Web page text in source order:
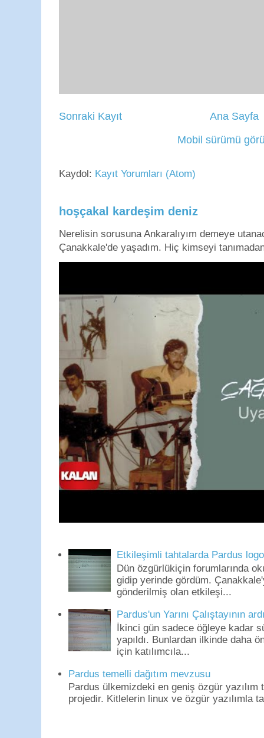
Sonraki Kayıt
Ana Sayfa
Mobil sürümü
Kaydol: Kayıt Yorumları (Atom)
hoşçakal kardeşim deniz
Nerelisin sorusuna Ankaralıyım demeye
Çanakkale'de yaşadım. Hiç kimseyi
Etkileşimli tahtalarda Pardus
Dün özgürlükiçin forumlarında
gidip yerinde gördüm.
gönderilmiş olan etkileşi...
Pardus'un Yarını Çalıştayının
İkinci gün sadece öğleye kadar
yapıldı. Bunlardan ilkinde daha
için katılımcıla...
Pardus temelli dağıtım mevzusu
Pardus ülkemizdeki en geniş özgür
projedir. Kitlelerin linux ve özgür yazılımla